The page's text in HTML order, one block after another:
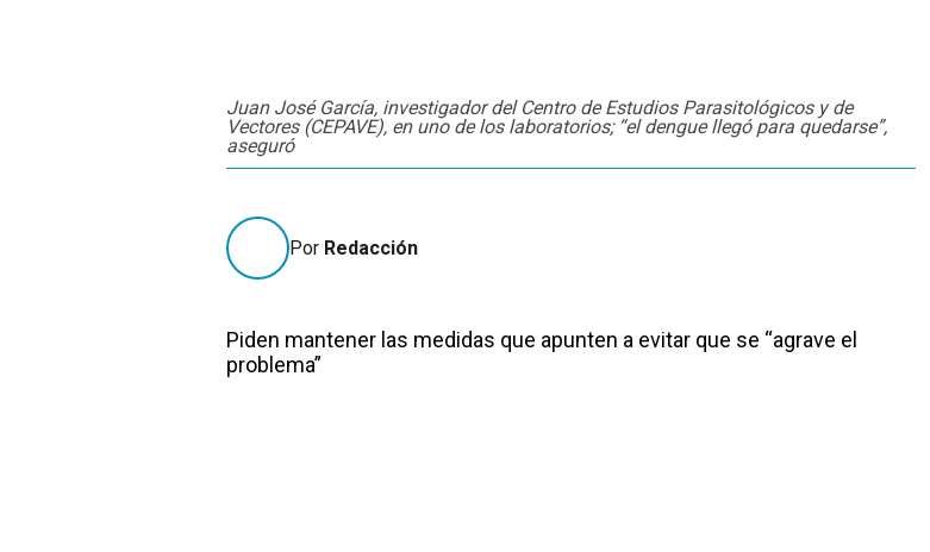
Juan José García, investigador del Centro de Estudios Parasitológicos y de
Vectores (CEPAVE), en uno de los laboratorios; “el dengue llegó para quedarse”,
aseguró
Por Redacción
Piden mantener las medidas que apunten a evitar que se “agrave el
problema”